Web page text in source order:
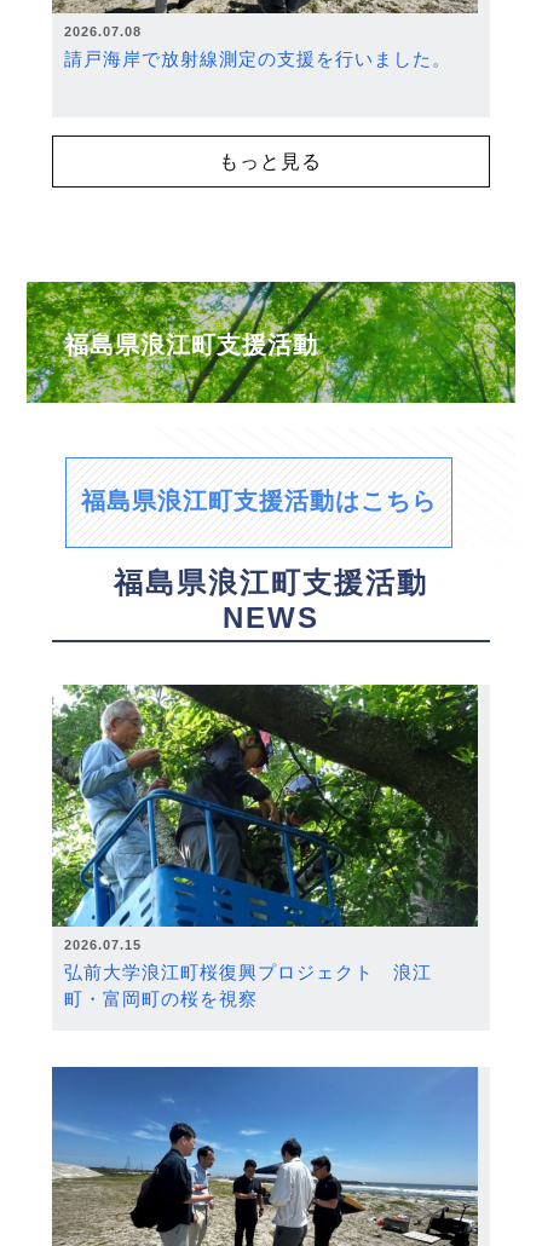
2026.07.08
請戸海岸で放射線測定の支援を行いました。
もっと見る
福島県浪江町支援活動
福島県浪江町支援活動はこちら
福島県浪江町支援活動
NEWS
2026.07.15
弘前大学浪江町桜復興プロジェクト 浪江
町・富岡町の桜を視察